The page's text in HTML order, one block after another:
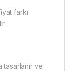
farkı
tasarlanır ve